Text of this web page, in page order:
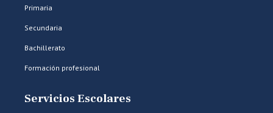
Primaria
Secundaria
Bachillerato
Formación profesional
Servicios Escolares